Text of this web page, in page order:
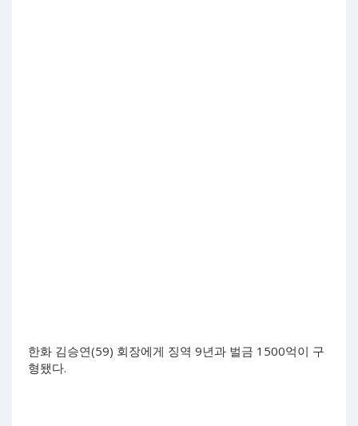
한화 김승연(59) 회장에게 징역 9년과 벌금 1500억이 구
형됐다.